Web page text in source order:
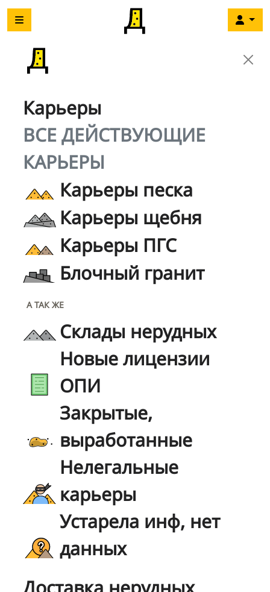
Карьеры
ВСЕ ДЕЙСТВУЮЩИЕ
КАРЬЕРЫ
Карьеры песка
Карьеры щебня
Карьеры ПГС
Блочный гранит
А ТАК ЖЕ
Склады нерудных
Новые лицензии
ОПИ
Закрытые,
выработанные
Нелегальные
карьеры
Устарела инф, нет
данных